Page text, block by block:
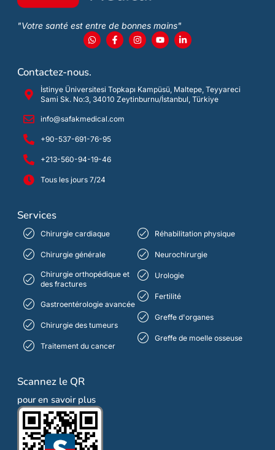
"Votre santé est entre de bonnes mains"
Contactez-nous.
İstinye Üniversitesi Topkapı Kampüsü, Maltepe, Teyyareci
Sami Sk. No:3, 34010 Zeytinburnu/İstanbul, Türkiye
info@safakmedical.com
+90-537-691-76-95
+213-560-94-19-46
Tous les jours 7/24
Services
Chirurgie cardiaque
Chirurgie générale
Chirurgie orthopédique et
des fractures
Gastroentérologie avancée
Chirurgie des tumeurs
Traitement du cancer
Réhabilitation physique
Neurochirurgie
Urologie
Fertilité
Greffe d'organes
Greffe de moelle osseuse
Scannez le QR
pour en savoir plus